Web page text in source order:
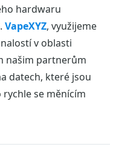
hardwaru
VapeXYZ, využijeme
v oblasti
našim partnerům
datech, které jsou
se měnícím